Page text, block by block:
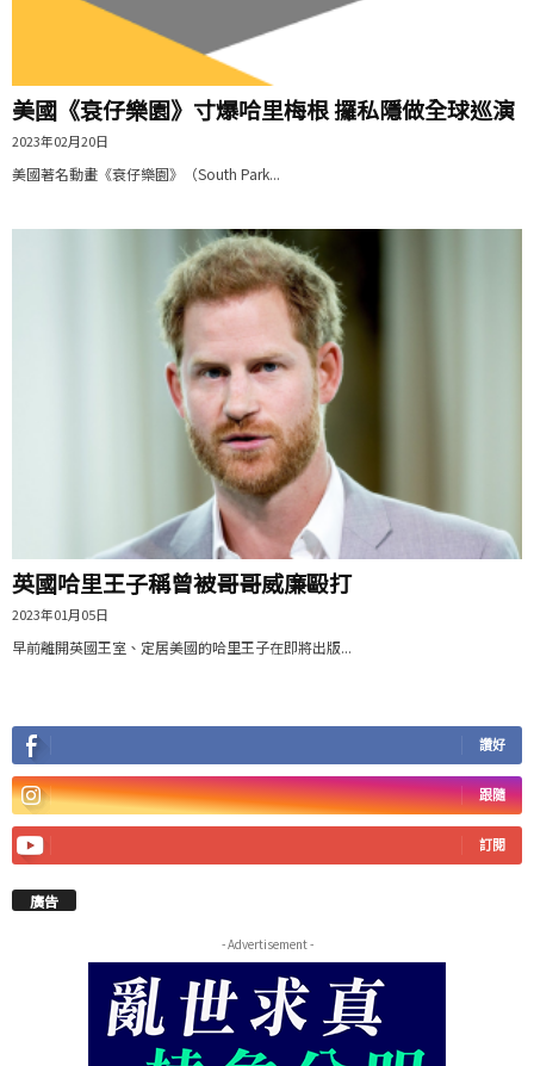
美國《衰仔樂園》寸爆哈里梅根 攞私隱做全球巡演
2023年02月20日
美國著名動畫《衰仔樂園》（South Park...
英國哈里王子稱曾被哥哥威廉毆打
2023年01月05日
早前離開英國王室、定居美國的哈里王子在即將出版...
讚好
跟隨
訂閱
廣告
- Advertisement -